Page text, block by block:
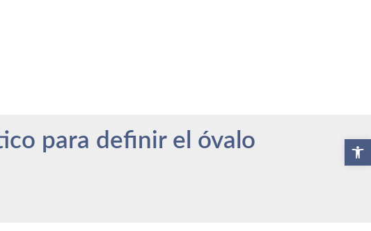
para definir el óvalo
Abrir